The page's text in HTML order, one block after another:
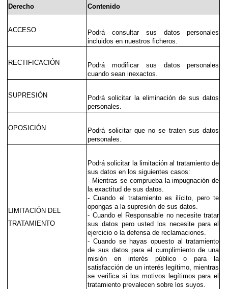
Derecho Contenido
ACCESO
Podrá consultar sus datos personales
incluidos en nuestros ficheros.
RECTIFICACIÓN
Podrá modificar sus datos personales
cuando sean inexactos.
SUPRESIÓN
Podrá solicitar la eliminación de sus datos
personales.
OPOSICIÓN
Podrá solicitar que no se traten sus datos
personales.
LIMITACIÓN DEL
TRATAMIENTO
Podrá solicitar la limitación al tratamiento de
sus datos en los siguientes casos:
- Mientras se comprueba la impugnación de
la exactitud de sus datos.
- Cuando el tratamiento es ilícito, pero te
opongas a la supresión de sus datos.
- Cuando el Responsable no necesite tratar
sus datos pero usted los necesite para el
ejercicio o la defensa de reclamaciones.
- Cuando se hayas opuesto al tratamiento
de sus datos para el cumplimiento de una
misión en interés público o para la
satisfacción de un interés legítimo, mientras
se verifica si los motivos legítimos para el
tratamiento prevalecen sobre los suyos.